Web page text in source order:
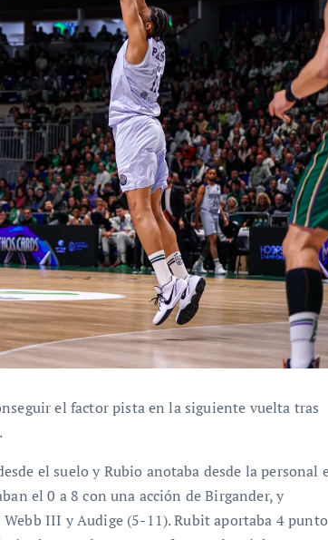
el factor pista en la siguiente vuelta tras
el suelo y Rubio anotaba desde la personal
el 0 a 8 con una acción de Birgander, y
III y Audige (5-11). Rubit aportaba 4